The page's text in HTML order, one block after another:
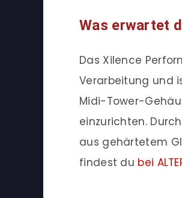
Was erwartet
Das Xilence
Verarbeitung und
Midi-Tower-
einzurichten.
aus gehärtetem
findest du bei